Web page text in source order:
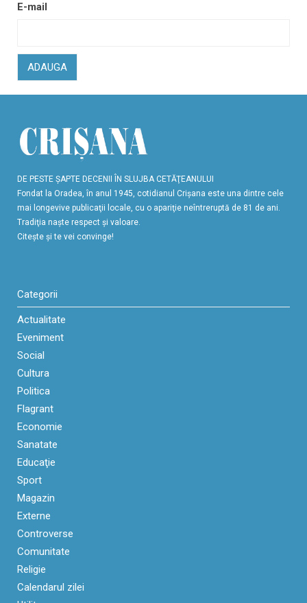
E-mail
ADAUGA
DE PESTE ŞAPTE DECENII ÎN SLUJBA CETĂŢEANULUI
Fondat la Oradea, în anul 1945, cotidianul Crişana este una dintre cele
mai longevive publicaţii locale, cu o apariţie neîntreruptă de 81 de ani.
Tradiţia naşte respect şi valoare.
Citeşte şi te vei convinge!
Categorii
Actualitate
Eveniment
Social
Cultura
Politica
Flagrant
Economie
Sanatate
Educaţie
Sport
Magazin
Externe
Controverse
Comunitate
Religie
Calendarul zilei